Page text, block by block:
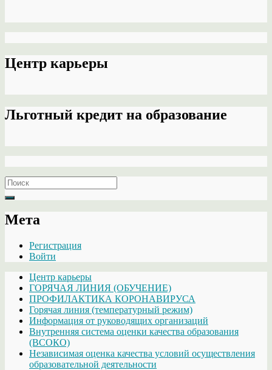
Центр карьеры
Льготный кредит на образование
Search
for:
Мета
Регистрация
Войти
Центр карьеры
ГОРЯЧАЯ ЛИНИЯ (ОБУЧЕНИЕ)
ПРОФИЛАКТИКА КОРОНАВИРУСА
Горячая линия (температурный режим)
Информация от руководящих организаций
Внутренняя система оценки качества образования
(ВСОКО)
Независимая оценка качества условий осуществления
образовательной деятельности